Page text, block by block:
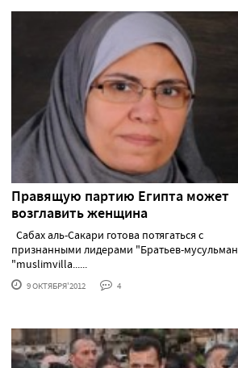
Правящую партию Египта может
возглавить женщина
Сабах аль-Сакари готова потягаться с
признанными лидерами "Братьев-мусульман
"muslimvilla......
9 ОКТЯБРЯ'2012 4